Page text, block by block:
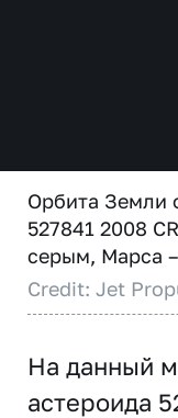
Орбита Земли
527841 2008
серым, Марса
Credit: Jet
На данный
астероида